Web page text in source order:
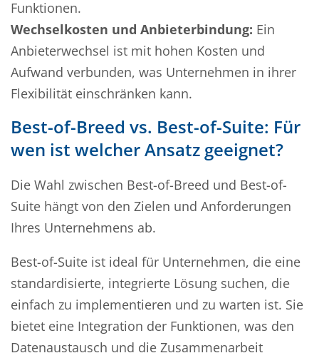
Funktionen.
Wechselkosten und Anbieterbindung: Ein
Anbieterwechsel ist mit hohen Kosten und
Aufwand verbunden, was Unternehmen in ihrer
Flexibilität einschränken kann.
Best-of-Breed vs. Best-of-Suite: Für
wen ist welcher Ansatz geeignet?
Die Wahl zwischen Best-of-Breed und Best-of-
Suite hängt von den Zielen und Anforderungen
Ihres Unternehmens ab.
Best-of-Suite ist ideal für Unternehmen, die eine
standardisierte, integrierte Lösung suchen, die
einfach zu implementieren und zu warten ist. Sie
bietet eine Integration der Funktionen, was den
Datenaustausch und die Zusammenarbeit